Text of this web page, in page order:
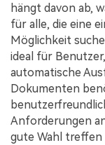
hängt davon ab,
für alle, die eine
Möglichkeit
ideal für
automatische
Dokumenten
Anforderungen
gute Wahl treffen